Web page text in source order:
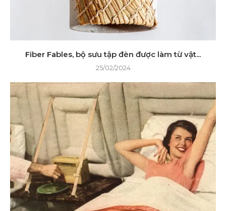
Fiber Fables, bộ sưu tập đèn được làm từ vật...
25/02/2024